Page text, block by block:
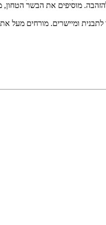
עד להזהבה. מוסיפים את הבשר